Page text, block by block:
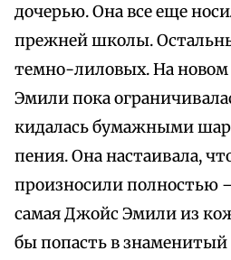
дочерью. Она все еще
прежней школы.
темно-лиловых. На
Эмили пока
кидалась бумажными
пения. Она настаивала,
произносили полностью
самая Джойс Эмили из
бы попасть в знаменитый